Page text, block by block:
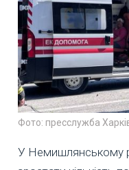
Фото: пресслужба
У Немишлянському